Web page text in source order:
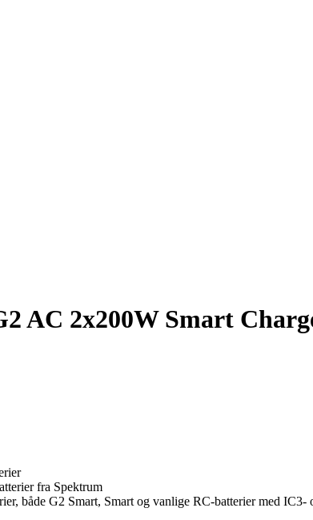
AC 2x200W Smart
fra Spektrum
både G2 Smart, Smart og vanlige RC-batterier med IC3-